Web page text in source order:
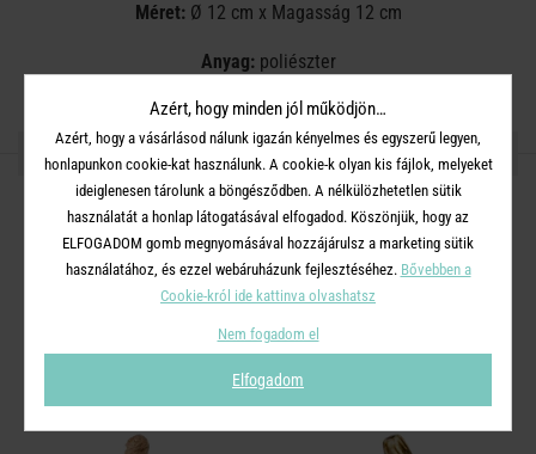
Méret:Ø 12 cm x Magasság 12 cm
Anyag:poliészter
OSZD MEG MÁSOKKAL!
A TERMÉKCSALÁD TOVÁBBI
TERMÉKEI
Azért, hogy minden jól működjön…
Azért, hogy a vásárlásod nálunk igazán kényelmes és egyszerű legyen,
honlapunkon cookie-kat használunk. A cookie-k olyan kis fájlok, melyeket
ideiglenesen tárolunk a böngésződben. A nélkülözhetetlen sütik
használatát a honlap látogatásával elfogadod. Köszönjük, hogy az
ELFOGADOM gomb megnyomásával hozzájárulsz a marketing sütik
használatához, és ezzel webáruházunk fejlesztéséhez. Bővebben a
Cookie-król ide kattinva olvashatsz
Nem fogadom el
Elfogadom